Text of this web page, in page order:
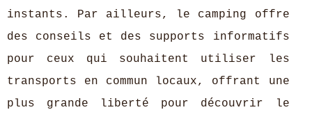
instants. Par ailleurs, le camping offre
des conseils et des supports informatifs
pour ceux qui souhaitent utiliser les
transports en commun locaux, offrant une
plus grande liberté pour découvrir le